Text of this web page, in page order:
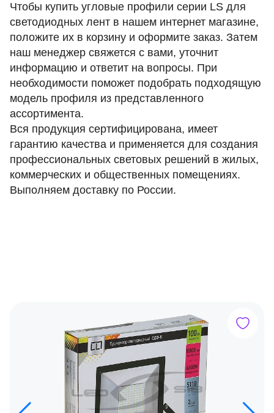
Чтобы купить угловые профили серии LS для
светодиодных лент в нашем интернет магазине,
положите их в корзину и оформите заказ. Затем
наш менеджер свяжется с вами, уточнит
информацию и ответит на вопросы. При
необходимости поможет подобрать подходящую
модель профиля из представленного
ассортимента.
Вся продукция сертифицирована, имеет
гарантию качества и применяется для создания
профессиональных световых решений в жилых,
коммерческих и общественных помещениях.
Выполняем доставку по России.